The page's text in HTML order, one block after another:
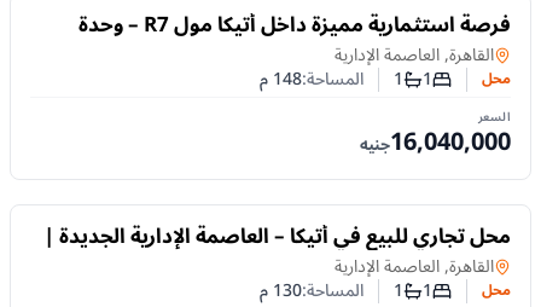
للبيع فرصة استثمارية مميزة داخل أتيكا مول R7 – وحدة
تجارية 148 متر
محلفي
القاهرة, العاصمة الإدارية
محل عدد غرف النوم
1عدد الحمامات
1 المساحة:148م
السعر
16,040,000جنيه
للبيع
محل تجاري للبيع في أتيكا – العاصمة الإدارية الجديدة |
من تطوير نيو بلان
محلفي
القاهرة, العاصمة الإدارية
محل 1
1 المساحة:130م